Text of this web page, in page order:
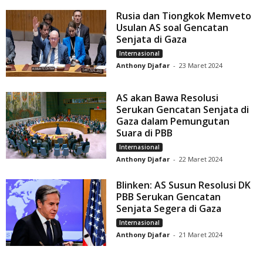
Rusia dan Tiongkok Memveto
Usulan AS soal Gencatan
Senjata di Gaza
Internasional
Anthony Djafar - 23 Maret 2024
AS akan Bawa Resolusi
Serukan Gencatan Senjata di
Gaza dalam Pemungutan
Suara di PBB
Internasional
Anthony Djafar - 22 Maret 2024
Blinken: AS Susun Resolusi DK
PBB Serukan Gencatan
Senjata Segera di Gaza
Internasional
Anthony Djafar - 21 Maret 2024